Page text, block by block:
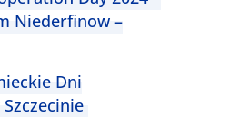
Niederfinow –
Dni